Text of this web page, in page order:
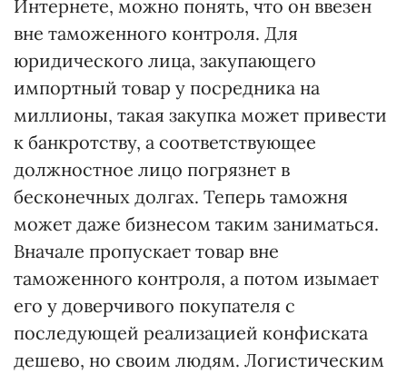
Интернете, можно понять, что он ввезен
вне таможенного контроля. Для
юридического лица, закупающего
импортный товар у посредника на
миллионы, такая закупка может привести
к банкротству, а соответствующее
должностное лицо погрязнет в
бесконечных долгах. Теперь таможня
может даже бизнесом таким заниматься.
Вначале пропускает товар вне
таможенного контроля, а потом изымает
его у доверчивого покупателя с
последующей реализацией конфиската
дешево, но своим людям. Логистическим